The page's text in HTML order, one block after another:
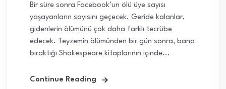
Bir süre sonra Facebook’un ölü üye sayısı
yaşayanların sayısını geçecek. Geride kalanlar,
gidenlerin ölümünü çok daha farklı tecrübe
edecek. Teyzemin ölümünden bir gün sonra, bana
bıraktığı Shakespeare kitaplarının içinde...
Continue Reading